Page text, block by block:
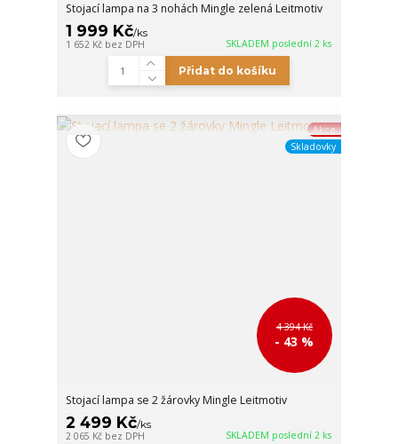
Stojací lampa na 3 nohách Mingle zelená Leitmotiv
1 999 Kč/ks
1 652 Kč bez DPH SKLADEM poslední 2 ks
Přidat do košíku
Akce
Skladovky
4 394 Kč
- 43 %
Stojací lampa se 2 žárovky Mingle Leitmotiv
2 499 Kč/ks
2 065 Kč bez DPH SKLADEM poslední 2 ks